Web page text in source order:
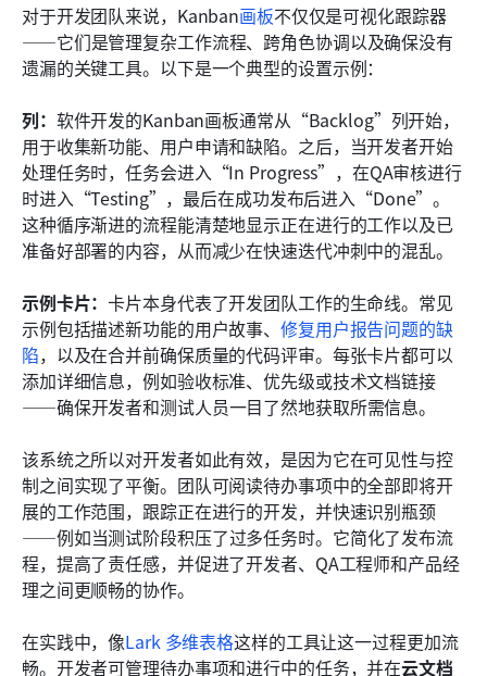
对于开发团队来说，Kanban画板不仅仅是可视化跟踪器
——它们是管理复杂工作流程、跨角色协调以及确保没有
遗漏的关键工具。以下是一个典型的设置示例：
列： 软件开发的Kanban画板通常从“Backlog”列开始，
用于收集新功能、用户申请和缺陷。之后，当开发者开始
处理任务时，任务会进入“In Progress”，在QA审核进行
时进入“Testing”，最后在成功发布后进入“Done”。
这种循序渐进的流程能清楚地显示正在进行的工作以及已
准备好部署的内容，从而减少在快速迭代冲刺中的混乱。
示例卡片：卡片本身代表了开发团队工作的生命线。常见
示例包括描述新功能的用户故事、修复用户报告问题的缺
陷，以及在合并前确保质量的代码评审。每张卡片都可以
添加详细信息，例如验收标准、优先级或技术文档链接
——确保开发者和测试人员一目了然地获取所需信息。
该系统之所以对开发者如此有效，是因为它在可见性与控
制之间实现了平衡。团队可阅读待办事项中的全部即将开
展的工作范围，跟踪正在进行的开发，并快速识别瓶颈
——例如当测试阶段积压了过多任务时。它简化了发布流
程，提高了责任感，并促进了开发者、QA工程师和产品经
理之间更顺畅的协作。
在实践中，像Lark 多维表格这样的工具让这一过程更加流
畅。开发者可管理待办事项和进行中的任务，并在云文档